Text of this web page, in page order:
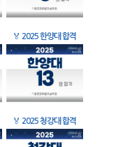
🏅 2025 한양대 합격
🏅 2025 청강대 합격